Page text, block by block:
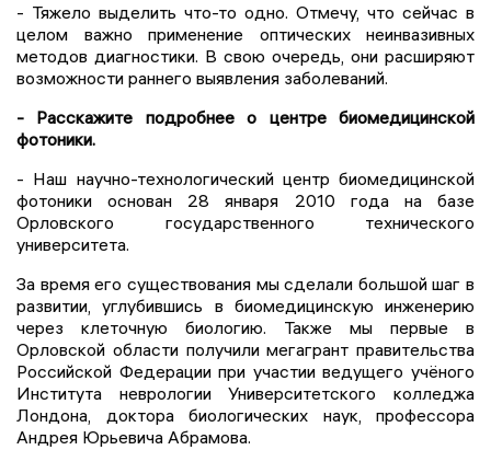
- Тяжело выделить что-то одно. Отмечу, что сейчас в
целом важно применение оптических неинвазивных
методов диагностики. В свою очередь, они расширяют
возможности раннего выявления заболеваний.
- Расскажите подробнее о центре биомедицинской
фотоники.
- Наш научно-технологический центр биомедицинской
фотоники основан 28 января 2010 года на базе
Орловского государственного технического
университета.
За время его существования мы сделали большой шаг в
развитии, углубившись в биомедицинскую инженерию
через клеточную биологию. Также мы первые в
Орловской области получили мегагрант правительства
Российской Федерации при участии ведущего учёного
Института неврологии Университетского колледжа
Лондона, доктора биологических наук, профессора
Андрея Юрьевича Абрамова.